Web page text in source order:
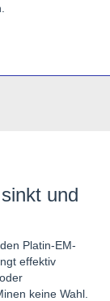
und
Platin-EM-
effektiv
keine Wahl.